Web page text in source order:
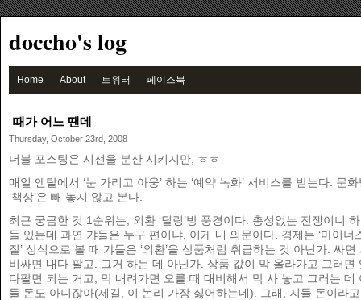
doccho's log
Home About 트위터 페이스북
때가 어느 땐데
Thursday, October 23rd, 2008
더블 포스팅은 시선을 분산 시키지만, ㅎㅎ
매일 엔탈에서 ‘눈 가리고 아웅’ 하는 ‘예약 녹화’ 서비스를 받는다. 문
‘책상’은 빼 놓지 않고 본다.
최근 궁금한 것 1순위는, 외환 ‘딜링’방 풍경이다. 총성없는 전쟁이니
들 있는데 과연 갸들은 누구 편이냐, 이게 내 의문이다. 경제는 ‘마이너
질’ 상식으로 볼 때 갸들은 ‘외환’을 상품처럼 취급하는 것 아닌가. 싸면
비싸면 내다 팔고. 그거 하는 데 아닌가. 상품 값이 막 올라가고 그러면
다팔면 되는 거고, 막 내려가면 오를 때 대비해서 막 사 놓고 그러는 데
들 돈도 아니잖아(제길, 이 논리 가장 싫어하는데). 그래, 지들 돈이라